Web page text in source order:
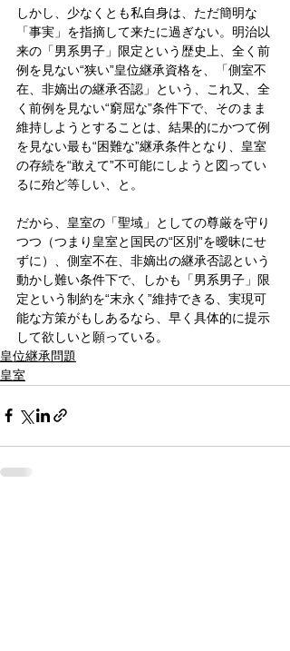
しかし、少なくとも私自身は、ただ簡明な
「事実」を指摘して来たに過ぎない。明治以
来の「男系男子」限定という歴史上、全く前
例を見ない“狭い”皇位継承資格を、「側室不
在、非嫡出の継承否認」という、これ又、全
く前例を見ない“窮屈な”条件下で、そのまま
維持しようとすることは、結果的にかつて例
を見ない最も“困難な”継承条件となり、皇室
の存続を“敢えて”不可能にしようと図ってい
るに殆ど等しい、と。
だから、皇室の「聖域」としての尊厳を守り
つつ（つまり皇室と国民の“区別”を曖昧にせ
ずに）、側室不在、非嫡出の継承否認という
動かし難い条件下で、しかも「男系男子」限
定という制約を“末永く”維持できる、実現可
能な方策がもしあるなら、早く具体的に提示
して欲しいと願っている。
皇位継承問題
皇室